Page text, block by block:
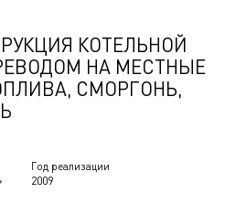
Год реализации
2009
КОТЕЛЬНОЙ
НА МЕСТНЫЕ
СМОРГОНЬ,